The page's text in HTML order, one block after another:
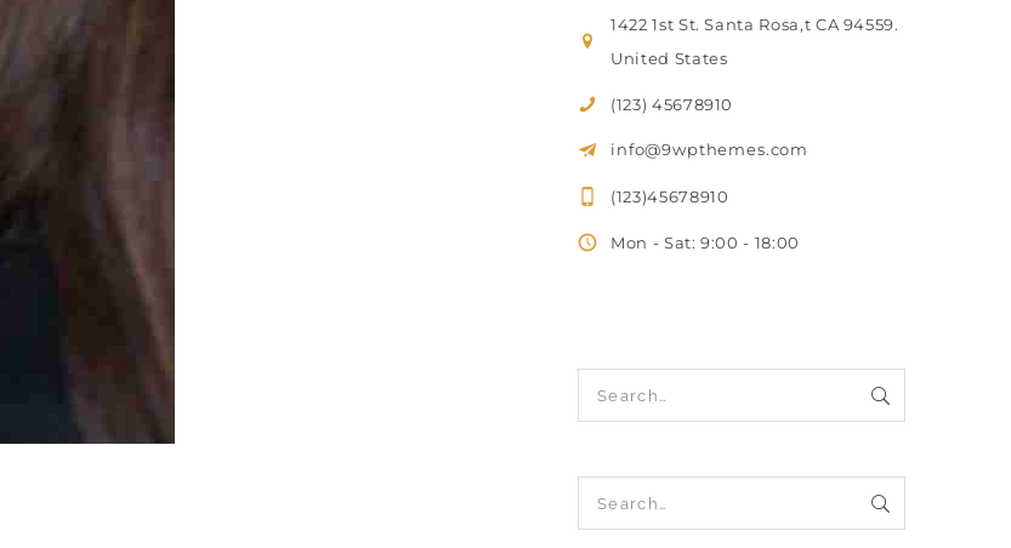
1422 1st St. Santa Rosa,t CA 94559.
United States
(123) 45678910
info@9wpthemes.com
(123)45678910
Mon - Sat: 9:00 - 18:00